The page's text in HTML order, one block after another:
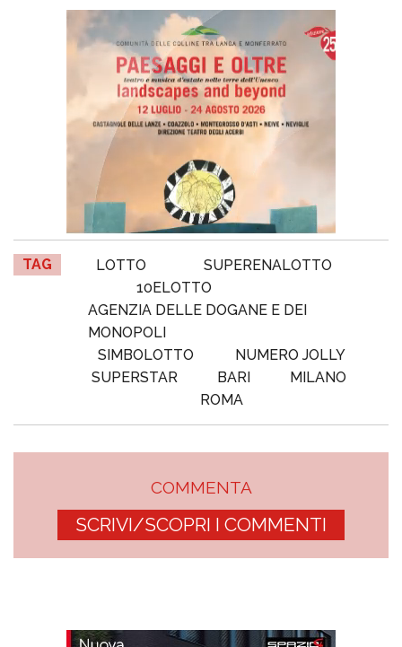
TAG LOTTO
SUPERENALOTTO
10ELOTTO
AGENZIA DELLE DOGANE E DEI
MONOPOLI
SIMBOLOTTO
NUMERO JOLLY
SUPERSTAR
BARI
MILANO
ROMA
COMMENTA
SCRIVI/SCOPRI I COMMENTI